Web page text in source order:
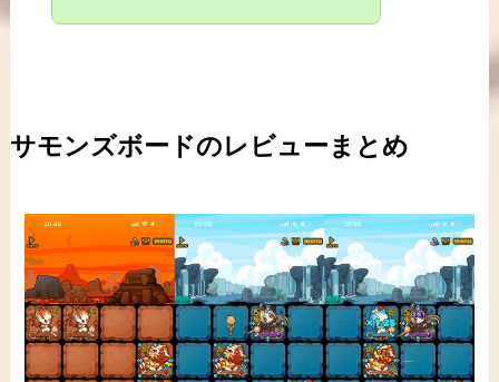
サモンズボードのレビューまとめ